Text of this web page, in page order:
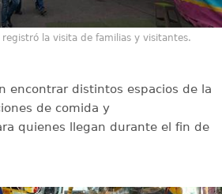
registró la visita de familias y visitantes.
encontrar distintos espacios de la
de comida y
quienes llegan durante el fin de